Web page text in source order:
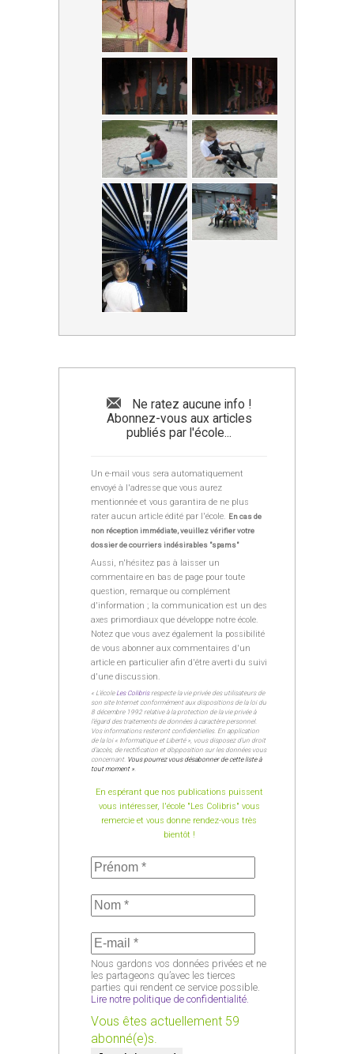
Ne ratez aucune info !
Abonnez-vous aux articles
publiés par l'école...
Un e-mail vous sera automatiquement
envoyé à l'adresse que vous aurez
mentionnée et vous garantira de ne plus
rater aucun article édité par l'école. En cas de
non réception immédiate, veuillez vérifier votre
dossier de courriers indésirables "spams"
Aussi, n'hésitez pas à laisser un
commentaire en bas de page pour toute
question, remarque ou complément
d'information ; la communication est un des
axes primordiaux que développe notre école.
Notez que vous avez également la possibilité
de vous abonner aux commentaires d'un
article en particulier afin d'être averti du suivi
d'une discussion.
« L’école Les Colibrisrespecte la vie privée des utilisateurs de
son site Internet conformément aux dispositions de la loi du
8 décembre 1992 relative à la protection de la vie privée à
l’égard des traitements de données à caractère personnel.
Vos informations resteront confidentielles. En application
de la loi « Informatique et Liberté », vous disposez d’un droit
d’accès, de rectification et d’opposition sur les données vous
concernant. Vous pourrez vous désabonner de cette liste à
tout moment »
En espérant que nos publications puissent
vous intéresser, l'école "Les Colibris" vous
remercie et vous donne rendez-vous très
bientôt !
Nous gardons vos données privées et ne
les partageons qu’avec les tierces
parties qui rendent ce service possible.
Lire notre politique de confidentialité.
Vous êtes actuellement 59
abonné(e)s.